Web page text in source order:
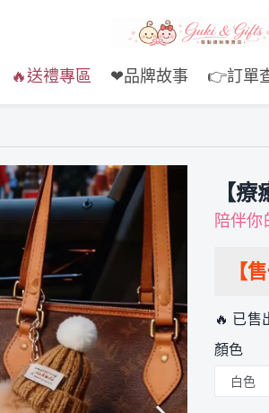
🔥送禮專區 ❤品牌故事 👉訂單
【
陪伴你
【
🔥 已售
顏色
白色